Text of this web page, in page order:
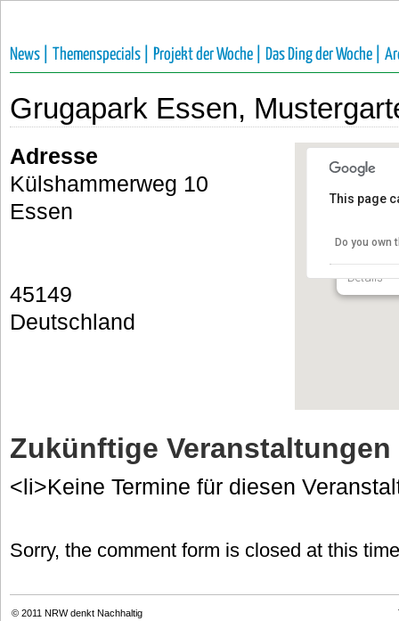
News | Themenspecials | Projekt der Woche | Das Ding der Woche |
Grugapark Essen,
Details
This page
Do you own
Adresse
Külshammerweg 10
Essen
45149
Deutschland
Zukünftige Veranstaltungen
<li>Keine Termine für diesen
Sorry, the comment form is closed at this
© 2011 NRW denkt Nachhaltig